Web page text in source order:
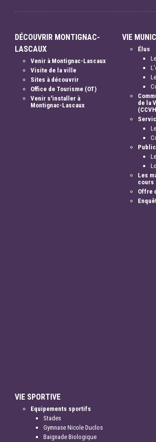
DÉCOUVRIR MONTIGNAC-
LASCAUX
Venir à Montignac-Lascaux
Visite de la ville
Sites à découvrir
Office de Tourisme (OT)
Venir s'installer à
Montignac-Lascaux
VIE
Élus
de la
Les
cours
Offre
VIE SPORTIVE
Equipements sportifs
Stades
Gymnase Nicole Duclos
Baignade Biologique